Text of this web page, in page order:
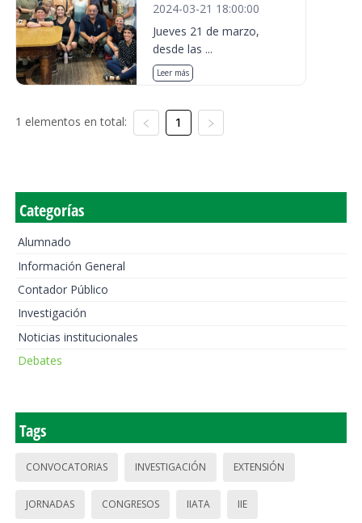
2024-03-21 18:00:00
Jueves 21 de marzo,
desde las ...
Leer más
1 elementos en total: 1
Categorías
Alumnado
Información General
Contador Público
Investigación
Noticias institucionales
Debates
Tags
CONVOCATORIAS INVESTIGACIÓN EXTENSIÓN
JORNADAS CONGRESOS IIATA IIE